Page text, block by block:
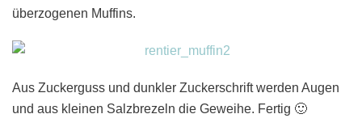
überzogenen Muffins.
Aus Zuckerguss und dunkler Zuckerschrift werden Augen
und aus kleinen Salzbrezeln die Geweihe. Fertig 🙂